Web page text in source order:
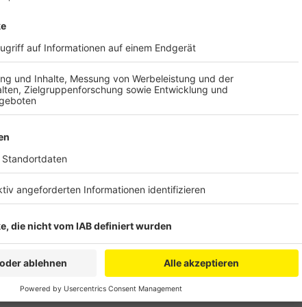
Sie wollen unter anderem die Opfer der Flutkatastrophe in
Die Künstler verzichten auf ihre Gagen und wollen Spenden
Bauchredner“ ist der Abschluss des Festivals der
auch Workshops für professionelle und angehende Bauchredner.